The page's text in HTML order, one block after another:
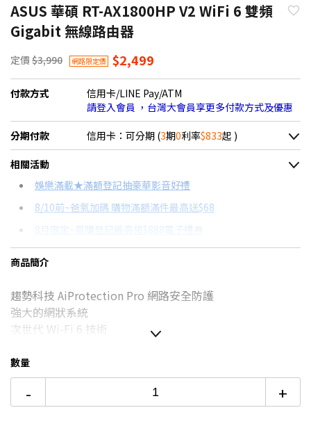
ASUS 華碩 RT-AX1800HP V2 WiFi 6 雙頻
Gigabit 無線路由器
定價 $3,990 網路限定價 $2,499
付款方式
信用卡/LINE Pay/ATM
請登入會員 ，台灣大會員享更多付款方式及優惠
分期付款 信用卡：可分期 (3期0利率$833起 )
＊實際可分期數、適用利率，請以購物車顯示為主
信用卡分期
分期數
12期
24期
每期金額
$222
配合銀行/業者
18家銀行/業者
相關活動
娛樂滿載★滿額登記抽豪華影音好禮
8/10前~爸氣加碼 購物滿額滿件最高送$68
8月限定~首購登記最高領$888電子禮券
台灣大哥大Open Possible聯名卡滿額最高回饋25%
商品簡介
趨勢科技 AiProtection Pro 網路安全防護
強大的網狀系統
次世代 Wi-Fi 6 技術
數量
- +